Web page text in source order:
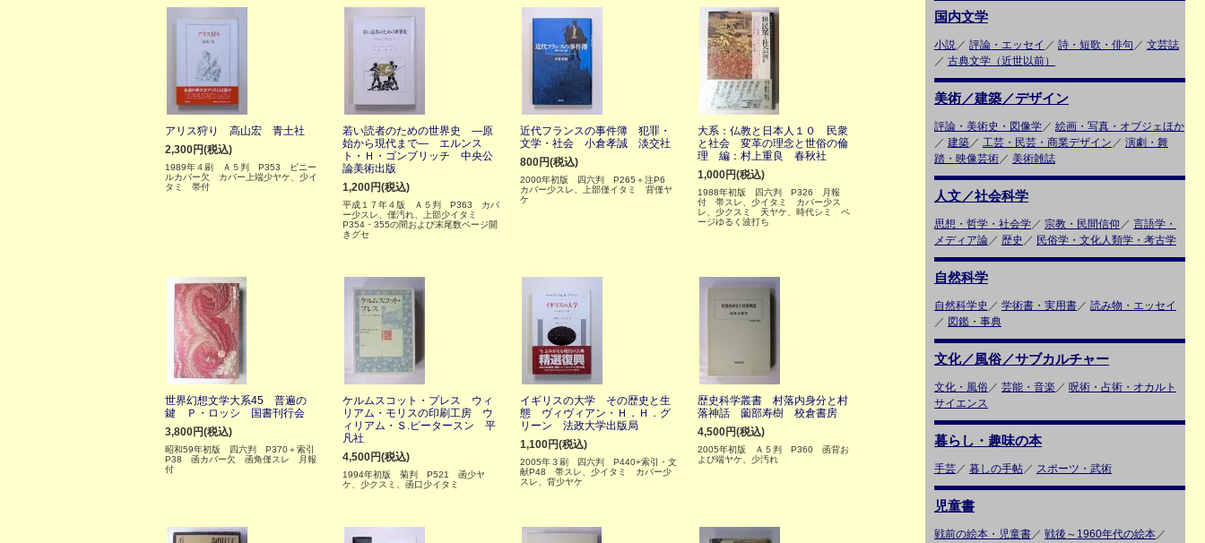
アリス狩り 高山宏 青土社
2,300円(税込)
1989年４刷 Ａ５判 P353 ビニー
ルカバー欠 カバー上端少ヤケ、少イ
タミ 帯付
若い読者のための世界史 ―原
始から現代まで― エルンス
ト・Ｈ・ゴンブリッチ 中央公
論美術出版
1,200円(税込)
平成１７年４版 Ａ５判 P363 カバ
ー少スレ、僅汚れ、上部少イタミ
P354・355の間および末尾数ページ開
きグセ
近代フランスの事件簿 犯罪・
文学・社会 小倉孝誠 淡交社
800円(税込)
2000年初版 四六判 P265＋注P6
カバー少スレ、上部僅イタミ 背僅ヤ
ケ
大系：仏教と日本人１０ 民衆
と社会 変革の理念と世俗の倫
理 編：村上重良 春秋社
1,000円(税込)
1988年初版 四六判 P326 月報
付 帯スレ、少イタミ カバー少ス
レ、少クスミ 天ヤケ、時代シミ ペ
ージゆるく波打ち
世界幻想文学大系45 普遍の
鍵 Ｐ・ロッシ 国書刊行会
3,800円(税込)
昭和59年初版 四六判 P370＋索引
P38 函カバー欠 函角僅スレ 月報
付
ケルムスコット・プレス ウィ
リアム・モリスの印刷工房 ウ
ィリアム・Ｓ.ピータースン 平
凡社
4,500円(税込)
1994年初版 菊判 P521 函少ヤ
ケ、少クスミ、函口少イタミ
イギリスの大学 その歴史と生
態 ヴィヴィアン・Ｈ．Ｈ．グ
リーン 法政大学出版局
1,100円(税込)
2005年３刷 四六判 P440+索引・文
献P48 帯スレ、少イタミ カバー少
スレ、背少ヤケ
歴史科学叢書 村落内身分と村
落神話 薗部寿樹 校倉書房
4,500円(税込)
2005年初版 Ａ５判 P360 函背お
よび端ヤケ、少汚れ
国内文学
小説／ 評論・エッセイ ／ 詩・短歌・俳句 ／ 文芸誌
／ 古典文学（近世以前）
美術／建築／デザイン
評論・美術史・図像学／ 絵画・写真・オブジェほか
／ 建築／ 工芸・民芸・商業デザイン ／ 演劇・舞
踏・映像芸術／ 美術雑誌
人文／社会科学
思想・哲学・社会学／ 宗教・民間信仰 ／ 言語学・
メディア論／ 歴史 ／ 民俗学・文化人類学・考古学
自然科学
自然科学史 ／ 学術書・実用書／ 読み物・エッセイ
／ 図鑑・事典
文化／風俗／サブカルチャー
文化・風俗／ 芸能・音楽 ／ 呪術・占術・オカルト
サイエンス
暮らし・趣味の本
手芸／ 暮しの手帖／ スポーツ・武術
児童書
戦前の絵本・児童書／ 戦後～1960年代の絵本／